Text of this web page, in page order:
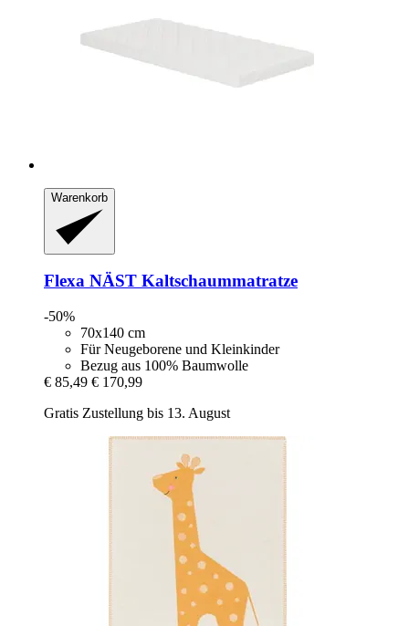
Warenkorb
Flexa NÄST Kaltschaummatratze
-50%
70x140 cm
Für Neugeborene und Kleinkinder
Bezug aus 100% Baumwolle
€ 85,49 € 170,99
Gratis Zustellung bis 13. August